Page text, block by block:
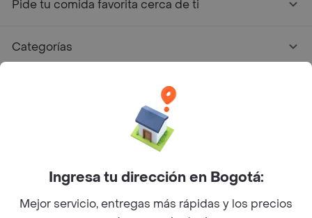
Pide tu comida favorita cerca de ti
Categorías
Facebook
Twitter
Instagram
©2026Rappi Inc. All rights reserved.
Ingresa tu dirección en Bogotá:
Mejor servicio, entregas más rápidas y los precios